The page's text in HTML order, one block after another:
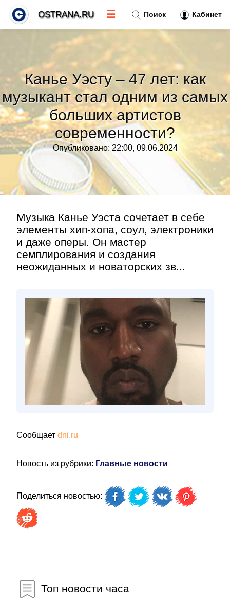
Канье Уэсту – 47 лет: как
музыкант стал одним из самых
больших артистов
современности?
Опубликовано: 22:00, 09.06.2024
Музыка Канье Уэста сочетает в себе
элементы хип-хопа, соул, электроники
и даже оперы. Он мастер
семплирования и создания
неожиданных и новаторских зв...
Сообщает dni.ru
Новость из рубрики: Главные новости
Поделиться новостью:
Топ новости часа
Поиск Кабинет
OSTRANA.RU ☰
Тренды новостей»
Рубрики»
Правила»
Контакт»